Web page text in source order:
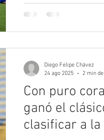
muy cerca, pero el bal
Con puro
ganó el
clasificar a
Diego Felipe Chávez
24 ago 2025
2 min